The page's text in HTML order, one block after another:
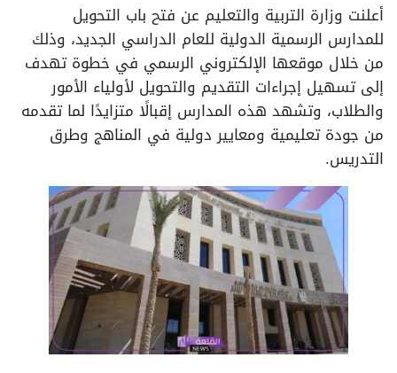
أعلنت وزارة التربية والتعليم عن فتح باب التحويل
للمدارس الرسمية الدولية للعام الدراسي الجديد، وذلك
من خلال موقعها الإلكتروني الرسمي في خطوة تهدف
إلى تسهيل إجراءات التقديم والتحويل لأولياء الأمور
والطلاب، وتشهد هذه المدارس إقبالًا متزايدًا لما تقدمه
من جودة تعليمية ومعايير دولية في المناهج وطرق
التدريس.